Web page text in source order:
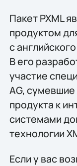
Пакет PXML
продуктом
с
В его
участие
AG,
продукта к
системами
технологии
Если у вас